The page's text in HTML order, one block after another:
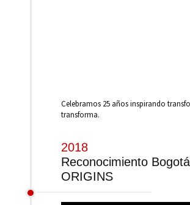
Celebramos 25 años inspirando
transforma.
2018
Reconocimiento
ORIGINS